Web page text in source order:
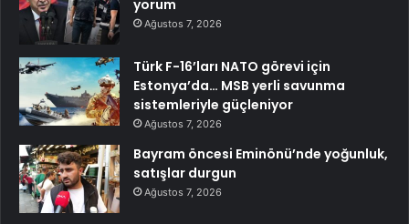
yorum
Ağustos 7, 2026
Türk F-16’ları NATO görevi için
Estonya’da… MSB yerli savunma
sistemleriyle güçleniyor
Ağustos 7, 2026
Bayram öncesi Eminönü’nde yoğunluk,
satışlar durgun
Ağustos 7, 2026